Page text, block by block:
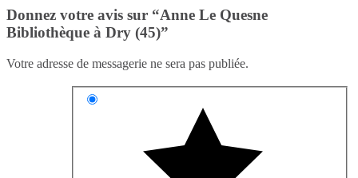
Donnez votre avis sur “Anne Le Quesne
Bibliothèque à Dry (45)”
Votre adresse de messagerie ne sera pas publiée.